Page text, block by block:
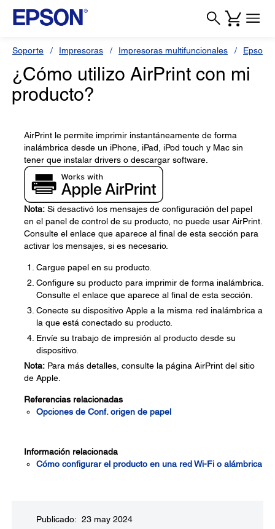
Soporte Impresoras Impresoras multifuncionales Epson
¿Cómo utilizo AirPrint con mi
producto?
AirPrint le permite imprimir instantáneamente de forma
inalámbrica desde un iPhone, iPad, iPod touch y Mac sin
tener que instalar drivers o descargar software.
Nota: Si desactivó los mensajes de configuración del papel
en el panel de control de su producto, no puede usar AirPrint.
Consulte el enlace que aparece al final de esta sección para
activar los mensajes, si es necesario.
Cargue papel en su producto.
Configure su producto para imprimir de forma inalámbrica.
Consulte el enlace que aparece al final de esta sección.
Conecte su dispositivo Apple a la misma red inalámbrica a
la que está conectado su producto.
Envíe su trabajo de impresión al producto desde su
dispositivo.
Nota: Para más detalles, consulte la página AirPrint del sitio
de Apple.
Referencias relacionadas
Opciones de Conf. origen de papel
Información relacionada
Cómo configurar el producto en una red Wi-Fi o alámbrica
Publicado: 23 may 2024